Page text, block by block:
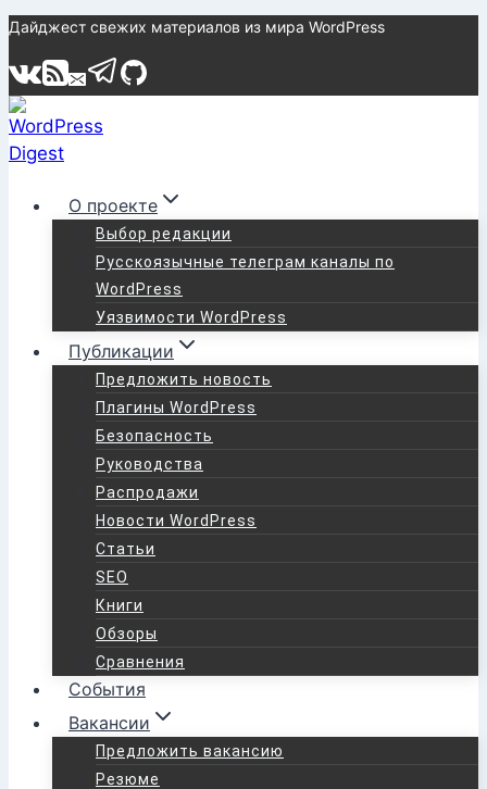
Перейти
содержимому
Дайджест свежих материалов из мира WordPress
О проекте
Выбор редакции
Русскоязычные телеграм каналы по
WordPress
Уязвимости WordPress
Публикации
Предложить новость
Плагины WordPress
Безопасность
Руководства
Распродажи
Новости WordPress
Статьи
SEO
Книги
Обзоры
Сравнения
События
Вакансии
Предложить вакансию
Резюме